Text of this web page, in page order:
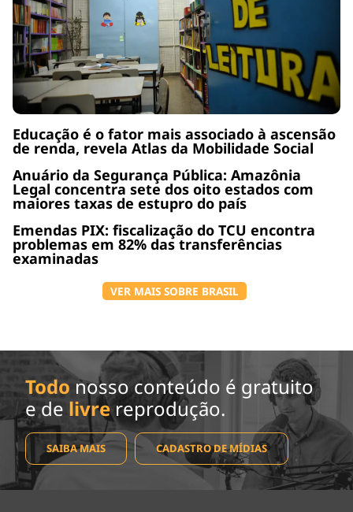
Educação é o fator mais associado à ascensão
de renda, revela Atlas da Mobilidade Social
Anuário da Segurança Pública: Amazônia
Legal concentra sete dos oito estados com
maiores taxas de estupro do país
Emendas PIX: fiscalização do TCU encontra
problemas em 82% das transferências
examinadas
VER MAIS SOBRE BRASIL
Todo nosso conteúdo é gratuito
e de livrereprodução.
SAIBA MAIS CADASTRO DE MÍDIAS